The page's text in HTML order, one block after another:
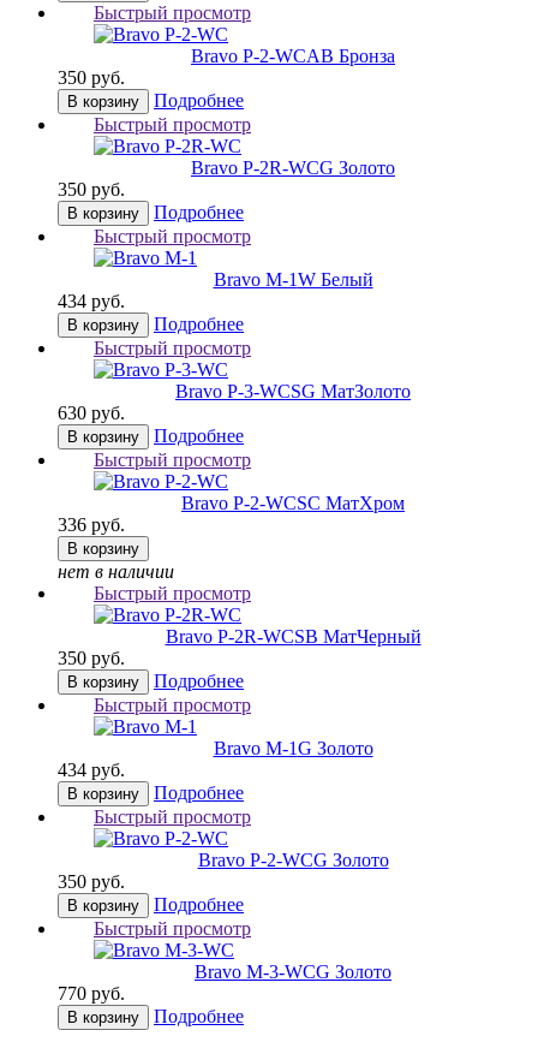
Быстрый просмотр
Bravo P-2-WCAB Бронза
350 руб.
В корзину
Подробнее
Быстрый просмотр
Bravo P-2R-WCG Золото
350 руб.
В корзину
Подробнее
Быстрый просмотр
Bravo M-1W Белый
434 руб.
В корзину
Подробнее
Быстрый просмотр
Bravo P-3-WCSG МатЗолото
630 руб.
В корзину
Подробнее
Быстрый просмотр
Bravo P-2-WCSC МатХром
336 руб.
В корзину
нет в наличии
Быстрый просмотр
Bravo P-2R-WCSB МатЧерный
350 руб.
В корзину
Подробнее
Быстрый просмотр
Bravo M-1G Золото
434 руб.
В корзину
Подробнее
Быстрый просмотр
Bravo P-2-WCG Золото
350 руб.
В корзину
Подробнее
Быстрый просмотр
Bravo M-3-WCG Золото
770 руб.
В корзину Подробнее